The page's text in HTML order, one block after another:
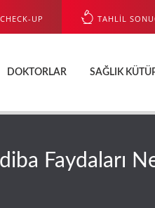
CHECK-UP TAHLİL
DOKTORLAR SAĞLIK
Faydaları